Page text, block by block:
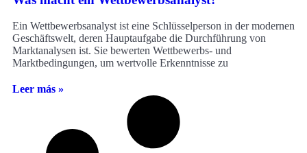
Ein Wettbewerbsanalyst ist eine Schlüsselperson in der modernen
Geschäftswelt, deren Hauptaufgabe die Durchführung von
Marktanalysen ist. Sie bewerten Wettbewerbs- und
Marktbedingungen, um wertvolle Erkenntnisse zu
Leer más »